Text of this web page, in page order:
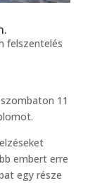
felszentelés
11
embert erre
egy része